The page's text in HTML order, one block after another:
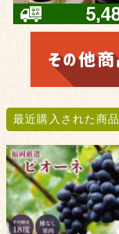
最近購入された商品